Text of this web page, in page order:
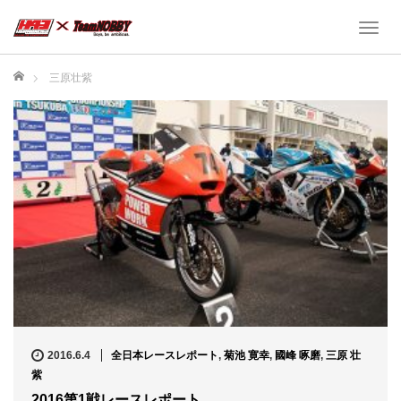
T
l
e
n
a
v
i
g
a
t
ホーム 三原壮紫
2016.6.4 全日本レースレポート, 菊池 寛幸, 國峰 啄磨, 三原 壮
紫